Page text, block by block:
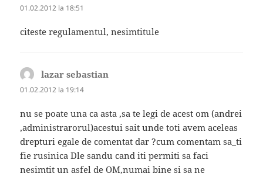
01.02.2012 la 18:51
citeste regulamentul, nesimtitule
lazar sebastian
01.02.2012 la 19:14
nu se poate una ca asta ,sa te legi de acest om (andrei
,administrarorul)acestui sait unde toti avem aceleas
drepturi egale de comentat dar ?cum comentam sa_ti
fie rusinica Dle sandu cand iti permiti sa faci
nesimtit un asfel de OM,numai bine si sa ne